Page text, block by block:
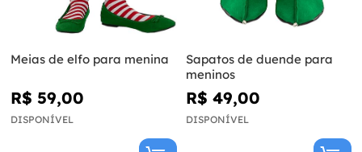
Meias de elfo para menina
R$ 59,00
DISPONÍVEL
Sapatos de duende para
meninos
R$ 49,00
DISPONÍVEL